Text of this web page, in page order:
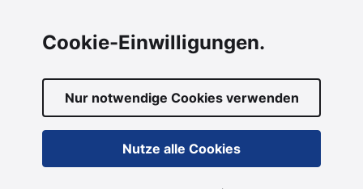
Cookie-Einwilligungen.
Nur notwendige Cookies verwenden
Nutze alle Cookies